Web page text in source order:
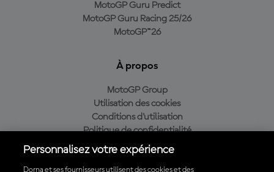
MotoGP Guru Predict
MotoGP Guru Racing 25/26
MotoGP™26
À propos
MotoGP Group
Utilisation des cookies
Conditions d'utilisation
Politique de confidentialité
Politique d’achat
Personnalisez votre expérience
Dorna et ses fournisseurs utilisent des cookies et des